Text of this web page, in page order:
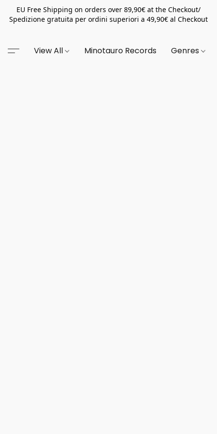
EU Free Shipping on orders over 89,90€ at the Checkout/
Spedizione gratuita per ordini superiori a 49,90€ al Checkout
View All Minotauro Records Genres